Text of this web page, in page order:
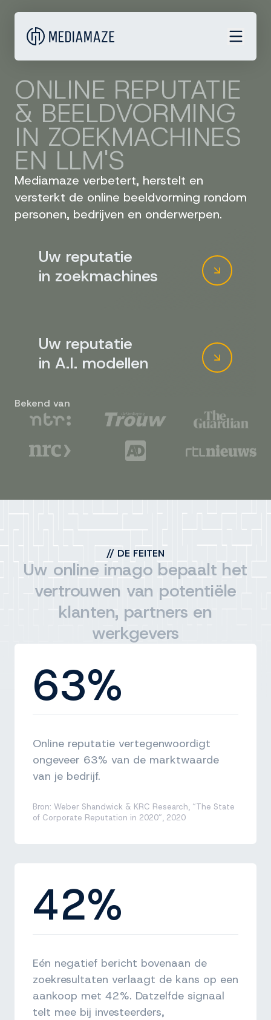
ONLINE REPUTATIE
& BEELDVORMING
IN ZOEKMACHINES
EN LLM'S
Mediamaze verbetert, herstelt en
versterkt de online beeldvorming rondom
personen, bedrijven en onderwerpen.
Uw reputatie
in zoekmachines
Uw reputatie
in A.I. modellen
Bekend van
// DE FEITEN
Uw online imago bepaalt het
vertrouwen van potentiële
klanten, partners en
werkgevers
63%
Online reputatie vertegenwoordigt
ongeveer 63% van de marktwaarde
van je bedrijf.
Bron: Weber Shandwick & KRC Research, “The State
of Corporate Reputation in 2020”, 2020
42%
Eén negatief bericht bovenaan de
zoekresultaten verlaagt de kans op een
aankoop met 42%. Datzelfde signaal
telt mee bij investeerders,